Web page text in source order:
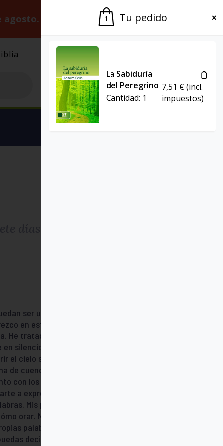
agosto. Gracias por la paciencia.
El Grupo
ser utilizadas en los momentos de
en este libro una serie de oraciones
He tratado de ponerme en la situación
silencio Por la mañana rezo en la
el cielo sobre los seres humanos. Y por
de cuenco, y me abandono en sus
con los gestos, las palabras que brotan
a expresar los pensamientos que tú
Mis plegarias pretenden sostener
orar. No están familiarizadas con las
palabras. Por eso en estas
decir a Dios lo que sientes”.
1 Tu pedido
La Sabiduría
del Peregrino
Cantidad: 1
7,51 €(incl.
impuestos)